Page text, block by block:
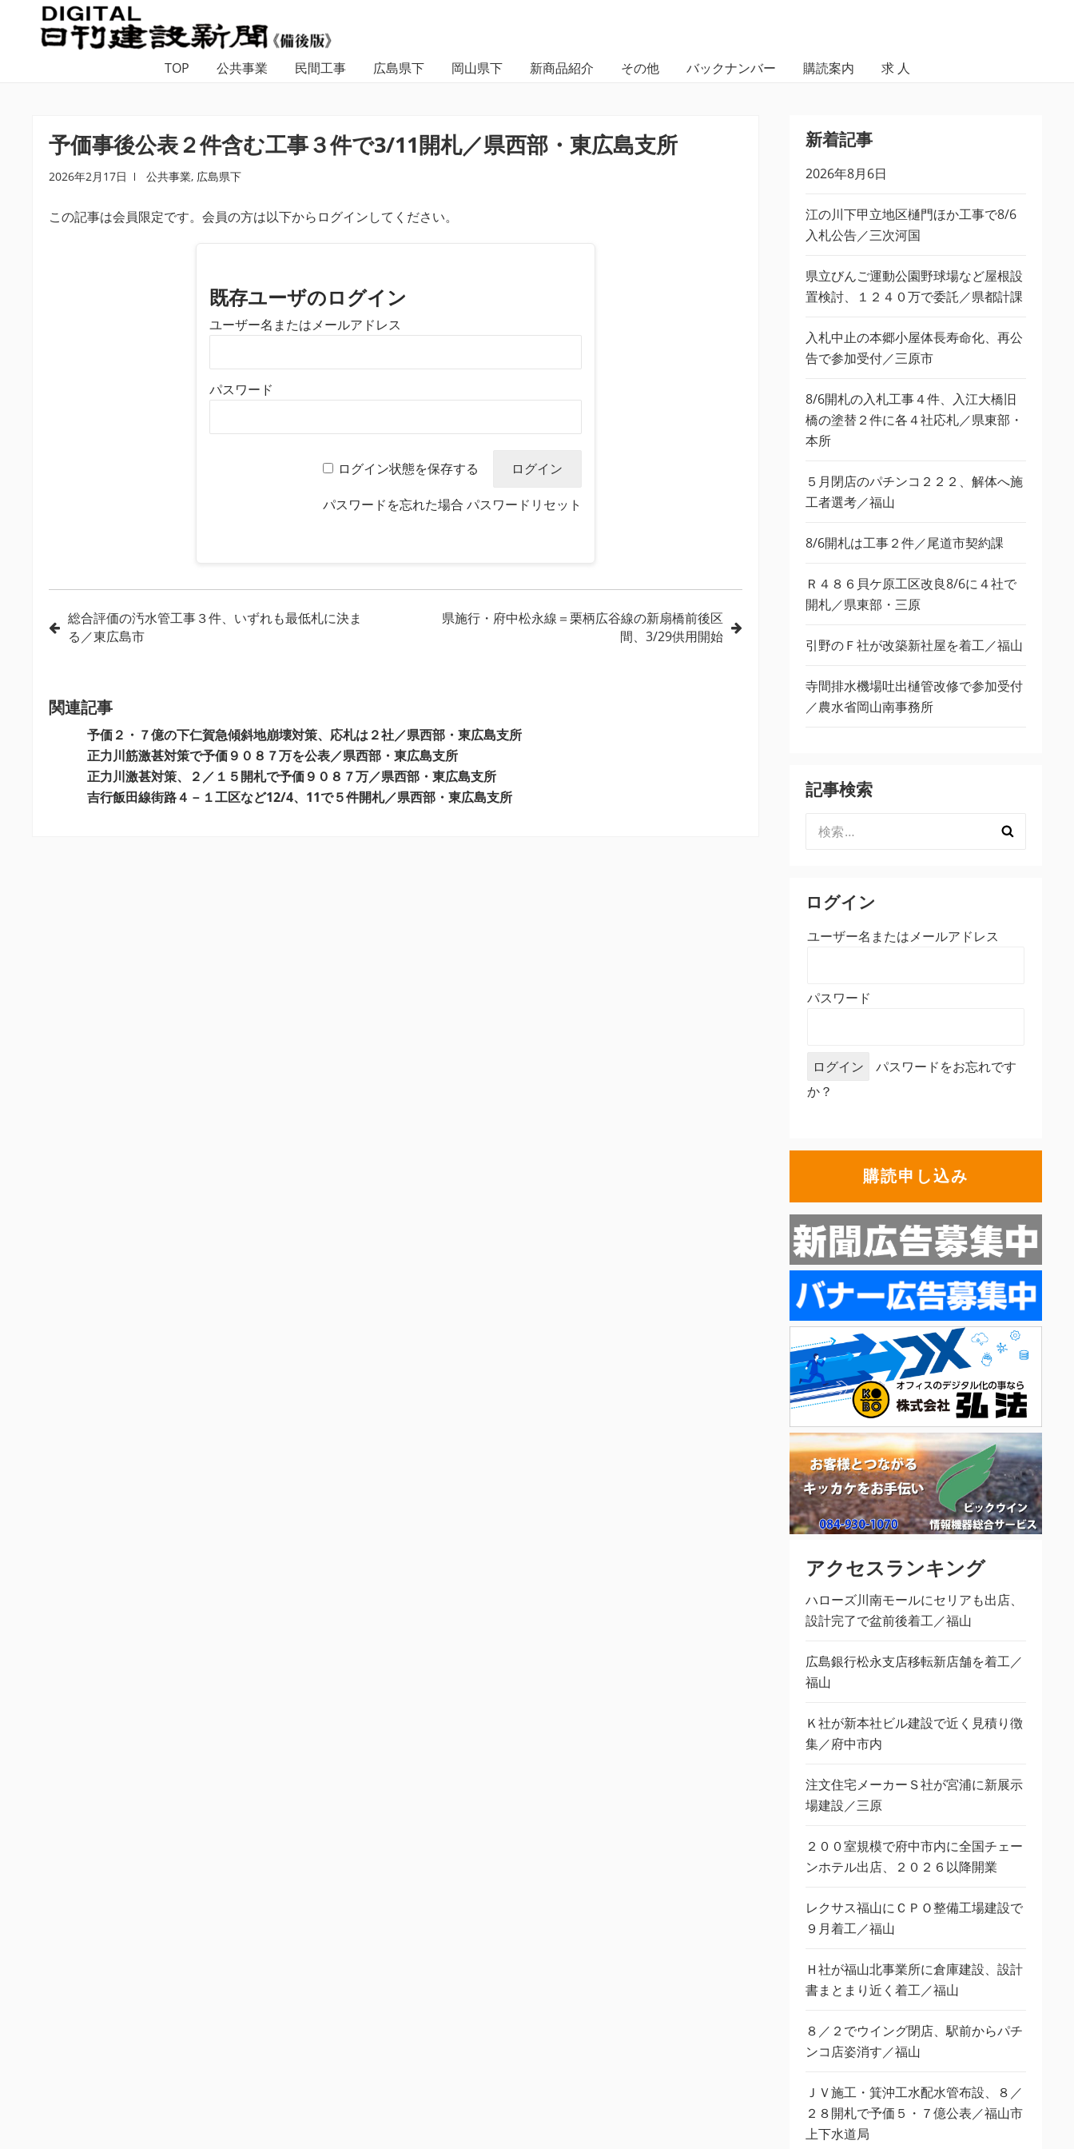
ナ
ビ
ゲ
コ
ン
テ
TOP 公共事業 民間工事 広島県下 岡山県下 新商品紹介 その他 バックナンバー 購読案内 求 人
予価事後公表２件含む工事３件で3/11開札／県西部・東広島支所
2026年2月17日 公共事業, 広島県下
この記事は会員限定です。会員の方は以下からログインしてください。
既存ユーザのログイン
ユーザー名またはメールアドレス
パスワード
ログイン状態を保存する
パスワードを忘れた場合パスワードリセット
投
ゲ
総合評価の汚水管工事３件、いずれも最低札に決ま
る／東広島市
県施行・府中松永線＝栗柄広谷線の新扇橋前後区
間、3/29供用開始
関連記事
予価２・７億の下仁賀急傾斜地崩壊対策、応札は２社／県西部・東広島支所
正力川筋激甚対策で予価９０８７万を公表／県西部・東広島支所
正力川激甚対策、２／１５開札で予価９０８７万／県西部・東広島支所
吉行飯田線街路４－１工区など12/4、11で５件開札／県西部・東広島支所
新着記事
2026年8月6日
江の川下甲立地区樋門ほか工事で8/6
入札公告／三次河国
県立びんご運動公園野球場など屋根設
置検討、１２４０万で委託／県都計課
入札中止の本郷小屋体長寿命化、再公
告で参加受付／三原市
8/6開札の入札工事４件、入江大橋旧
橋の塗替２件に各４社応札／県東部・
本所
５月閉店のパチンコ２２２、解体へ施
工者選考／福山
8/6開札は工事２件／尾道市契約課
Ｒ４８６貝ケ原工区改良8/6に４社で
開札／県東部・三原
引野のＦ社が改築新社屋を着工／福山
寺間排水機場吐出樋管改修で参加受付
／農水省岡山南事務所
記事検索
索:
ログイン
ユーザー名またはメールアドレス
パスワード
パスワードをお忘れです
か？
購読申し込み
アクセスランキング
ハローズ川南モールにセリアも出店、
設計完了で盆前後着工／福山
広島銀行松永支店移転新店舗を着工／
福山
Ｋ社が新本社ビル建設で近く見積り徴
集／府中市内
注文住宅メーカーＳ社が宮浦に新展示
場建設／三原
２００室規模で府中市内に全国チェー
ンホテル出店、２０２６以降開業
レクサス福山にＣＰＯ整備工場建設で
９月着工／福山
Ｈ社が福山北事業所に倉庫建設、設計
書まとまり近く着工／福山
８／２でウイング閉店、駅前からパチ
ンコ店姿消す／福山
ＪＶ施工・箕沖工水配水管布設、８／
２８開札で予価５・７億公表／福山市
上下水道局